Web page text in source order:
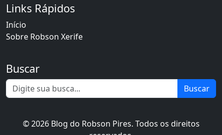
Links Rápidos
Início
Sobre Robson Xerife
Buscar
Buscar
© 2026 Blog do Robson Pires. Todos os direitos